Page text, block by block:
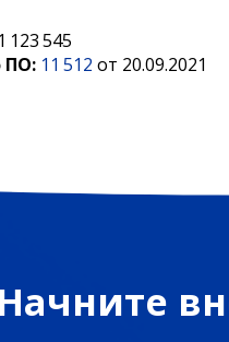
1 123 545
ПО: 11 512 от 20.09.2021
Начните